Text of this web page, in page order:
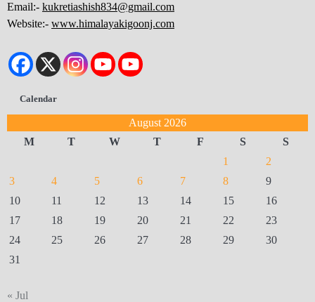
Email:- kukretiashish834@gmail.com
Website:- www.himalayakigoonj.com
Calendar
August 2026
M
T W T F S
S
1
2
3
4 5 6 7 8
9
10
11 12 13 14 15
16
17
18 19 20 21 22
23
24
25 26 27 28 29
30
31
« Jul